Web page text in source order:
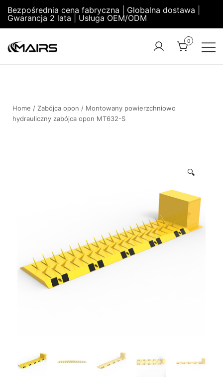
Bezpośrednia cena fabryczna | Globalna dostawa |
Gwarancja 2 lata | Usługa OEM/ODM
Turnstile
Gate |
MairsTurnstile
0
Home / Zabójca opon / Montowany powierzchniowo
hydrauliczny zabójca opon MT632-S
🔍